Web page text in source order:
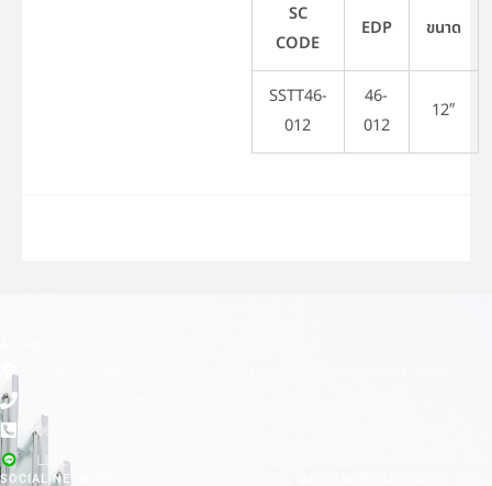
SC
CODE
EDP ขนาด
SSTT46-
012
46-
012
12″
065-8899840 (Customer Service)
LINE
SOCIAL NETWORKS